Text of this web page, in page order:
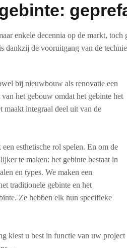
enkele decennia op de markt, toch
dankzij de vooruitgang van de
bij nieuwbouw als renovatie een
van het gebouw omdat het gebinte het
maakt integraal deel uit van de
esthetische rol spelen. En om de
te maken: het gebinte bestaat in
en types. We maken een
traditionele gebinte en het
Ze hebben elk hun specifieke
kiest u best in functie van uw project